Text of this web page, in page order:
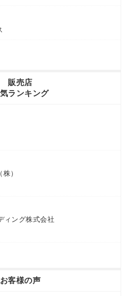
会社：「茨城中古農建機販売」
・タカ
キ機械（旧ナカガワ農機商会）
ング株式会社
販売店
ランキング
）
ィング株式会社
お客様の声